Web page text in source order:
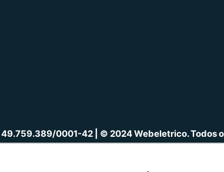
49.759.389/0001-42 | © 2024 Webeletrico. Todos